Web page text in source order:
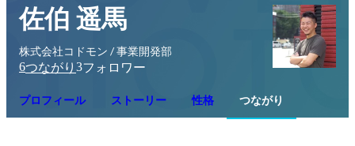
佐伯 遥馬
株式会社コドモン / 事業開発部
6つながり 3フォロワー
プロフィール ストーリー 性格 つながり